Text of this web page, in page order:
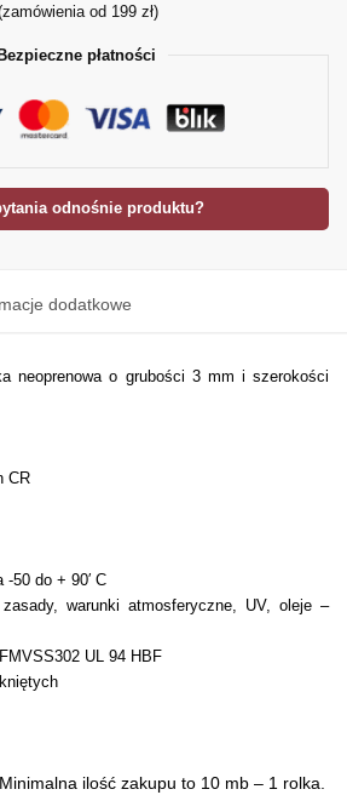
od 199 zł)
Bezpieczne płatności
odnośnie produktu?
dodatkowe
neoprenowa o grubości 3 mm i szerokości
CR
50 do + 90′ C
warunki atmosferyczne, UV, oleje –
UL 94 HBF
ilość zakupu to 10 mb – 1 rolka.